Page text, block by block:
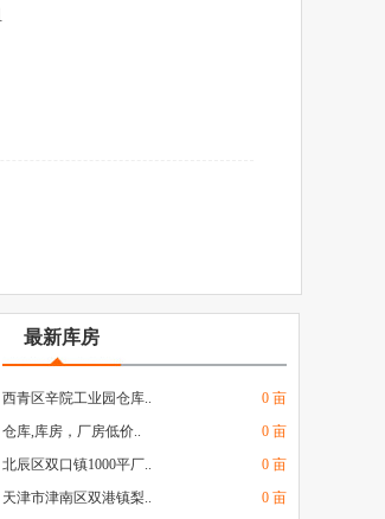
最新库房
西青区辛院工业园仓库..
0 亩
仓库,库房，厂房低价..
0 亩
北辰区双口镇1000平厂..
0 亩
天津市津南区双港镇梨..
0 亩